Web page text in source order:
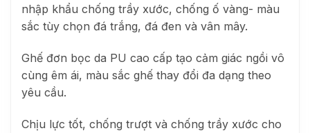
nhập khẩu chống trầy xước, chống ố vàng- màu
sắc tùy chọn đá trắng, đá đen và vân mây.
Ghế đơn bọc da PU cao cấp tạo cảm giác ngồi vô
cùng êm ái, màu sắc ghế thay đổi đa dạng theo
yêu cầu.
Chịu lực tốt, chống trượt và chống trầy xước cho